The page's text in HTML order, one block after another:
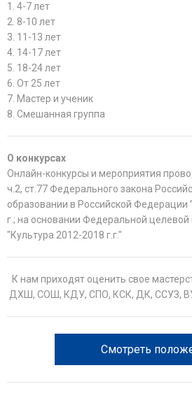
1. 4-7 лет
2. 8-10 лет
3. 11-13 лет
4. 14-17 лет
5. 18-24 лет
6. От 25 лет
7. Мастер и ученик
8. Смешанная группа
О конкурсах
Онлайн-конкурсы и мероприятия
ч.2, ст.77 Федерального закона
образовании в Российской
г.; на основании Федеральной
"Культура 2012-2018 г.г."
К нам приходят оценить свое
ДХШ, СОШ, КДУ, СПО, КСК, ДК, ССУЗ,
Смотреть